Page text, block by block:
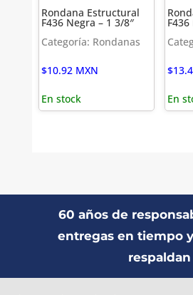
Rondana Estructural
F436 Negra – 1 3/8″
Categoría: Rondanas
$10.92 MXN
En stock
$
En
60 años de
entregas en tiempo
respaldan